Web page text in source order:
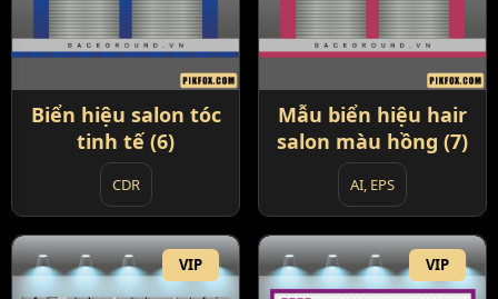
Biển hiệu salon tóc
tinh tế (6)
CDR
Mẫu biển hiệu hair
salon màu hồng (7)
AI, EPS
VIP VIP